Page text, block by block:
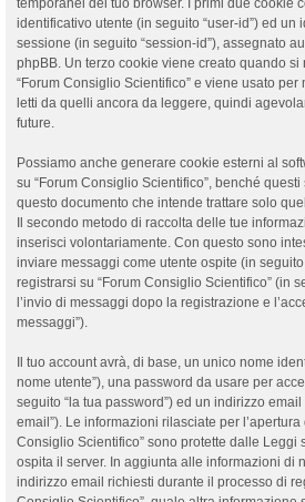
temporanei del tuo browser. I primi due cookie
identificativo utente (in seguito “user-id”) ed un
sessione (in seguito “session-id”), assegnato
phpBB. Un terzo cookie viene creato quando
“Forum Consiglio Scientifico” e viene usato
letti da quelli ancora da leggere, quindi
future.
Possiamo anche generare cookie esterni al
su “Forum Consiglio Scientifico”, benché
questo documento che intende trattare solo
Il secondo metodo di raccolta delle tue
inserisci volontariamente. Con questo sono
inviare messaggi come utente ospite (in seguito
registrarsi su “Forum Consiglio Scientifico” (in
l’invio di messaggi dopo la registrazione e
messaggi”).
Il tuo account avrà, di base, un unico nome
nome utente”), una password da usare per
seguito “la tua password”) ed un indirizzo
email”). Le informazioni rilasciate per l’apertura
Consiglio Scientifico” sono protette dalle Leggi
ospita il server. In aggiunta alle informazioni di
indirizzo email richiesti durante il processo di